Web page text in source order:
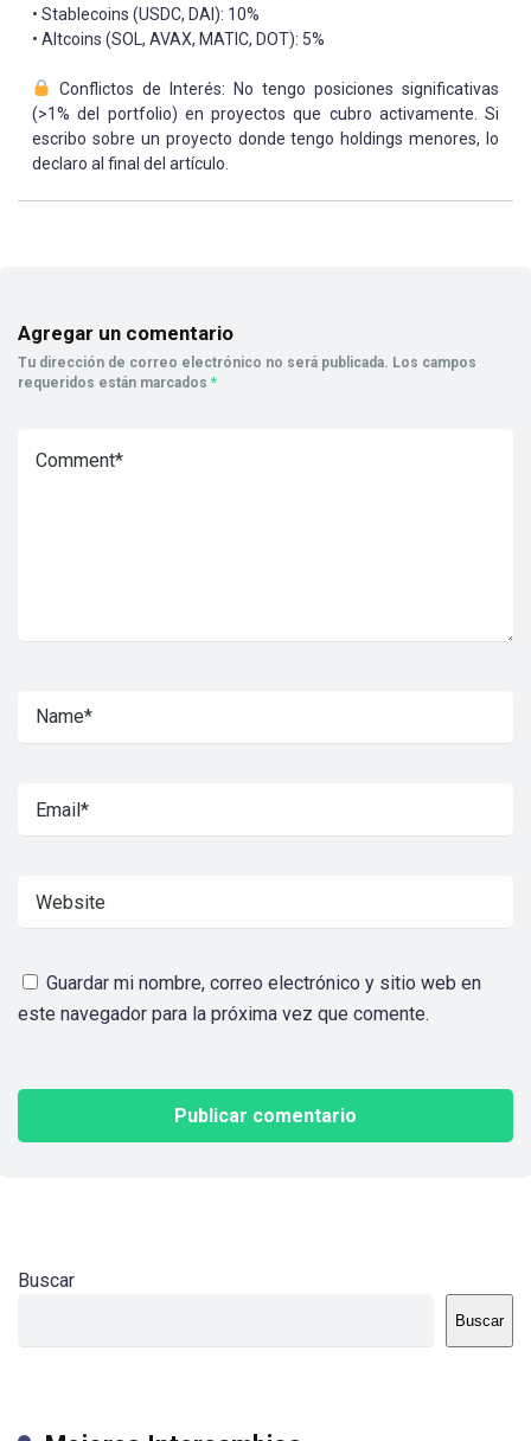
• Stablecoins (USDC, DAI): 10%
• Altcoins (SOL, AVAX, MATIC, DOT): 5%
Conflictos de Interés: No tengo posiciones significativas
(>1% del portfolio) en proyectos que cubro activamente. Si
escribo sobre un proyecto donde tengo holdings menores, lo
declaro al final del artículo.
Agregar un comentario
Tu dirección de correo electrónico no será publicada. Los campos
requeridos están marcados *
Guardar mi nombre, correo electrónico y sitio web en
este navegador para la próxima vez que comente.
Buscar
Buscar